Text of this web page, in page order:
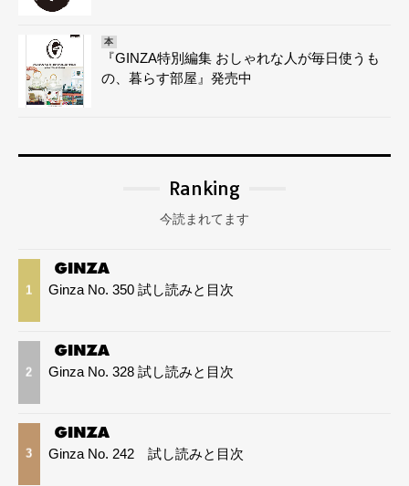
本
『GINZA特別編集 おしゃれな人が毎日使うも
の、暮らす部屋』発売中
Ranking
今読まれてます
1 Ginza No. 350 試し読みと目次
2 Ginza No. 328 試し読みと目次
3 Ginza No. 242 試し読みと目次